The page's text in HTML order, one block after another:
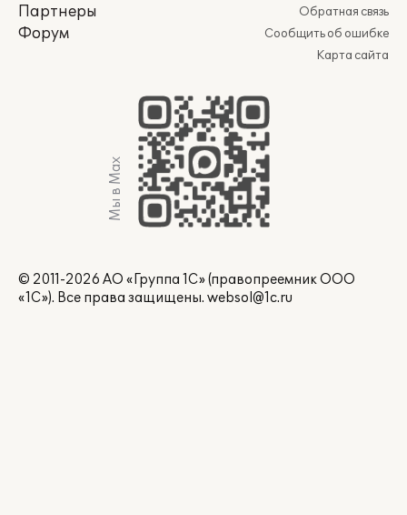
Партнеры
Форум
Обратная связь
Сообщить об ошибке
Карта сайта
Мы в Max
© 2011-2026 АО «Группа 1С» (правопреемник ООО
«1С»). Все права защищены. websol@1c.ru